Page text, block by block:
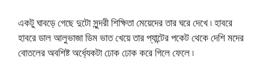
একটু ঘাবড়ে গেছে দুটো সুন্দরী শিক্ষিতা মেয়েদের তার ঘরে দেখে ৷ হাবরে
হাবরে ডাল আলুভাজা ডিম ভাত খেয়ে তার প্যান্টের পকেট থেকে দেশি মদের
বোতলের অবশিষ্ট অর্ধ্যেকটা ঢোক ঢোক করে গিলে ফেলে ৷